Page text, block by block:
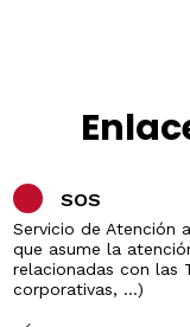
SOS
Servicio de Atención
que asume la
relacionadas con las
corporativas, ...)